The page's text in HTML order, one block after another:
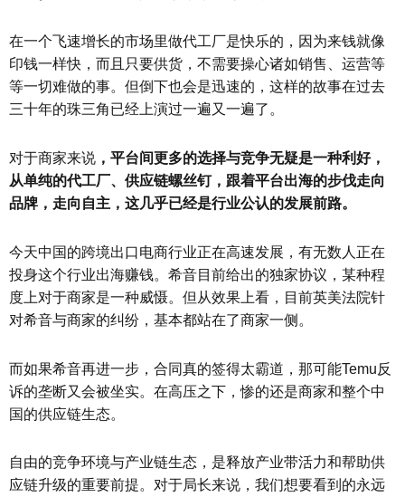
在一个飞速增长的市场里做代工厂是快乐的，因为来钱就像
印钱一样快，而且只要供货，不需要操心诸如销售、运营等
等一切难做的事。但倒下也会是迅速的，这样的故事在过去
三十年的珠三角已经上演过一遍又一遍了。
对于商家来说 ，平台间更多的选择与竞争无疑是一种利好，
从单纯的代工厂、供应链螺丝钉，跟着平台出海的步伐走向
品牌，走向自主，这几乎已经是行业公认的发展前路。
今天中国的跨境出口电商行业正在高速发展，有无数人正在
投身这个行业出海赚钱。希音目前给出的独家协议，某种程
度上对于商家是一种威慑。但从效果上看，目前英美法院针
对希音与商家的纠纷，基本都站在了商家一侧。
而如果希音再进一步，合同真的签得太霸道，那可能Temu反
诉的垄断又会被坐实。在高压之下，惨的还是商家和整个中
国的供应链生态。
自由的竞争环境与产业链生态，是释放产业带活力和帮助供
应链升级的重要前提。对于局长来说，我们想要看到的永远